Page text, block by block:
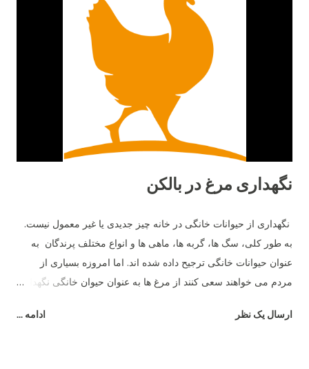
مرغ های جوان در حدود 6 ماهگی شروع به تخم گذاری می کنند یا به
هفتگی شروع به تخم گذاری کنند، در حالی که برخی دیگر ممکن است
28 تا 32 هفته (نزدیک به 8 ماهگی) طول بدهند! در طول سال‌ها، ما
بطور تجربی متوجه شدیم که حدود 20 تا 22 هفتگی رایج‌ترین سن
برای شروع تخم‌گذاری مرغ‌های ما بود. نژاد مرغ و تخم گذاری علاوه بر
نگهداری مرغ در بالکن
نگهداری از حیوانات خانگی در خانه چیز جدیدی یا غیر معمول نیست.
به طور کلی، سگ ها، گربه ها، ماهی ها و انواع مختلف پرندگان به
عنوان حیوانات خانگی ترجیح داده شده اند. اما امروزه بسیاری از
مردم می خواهند سعی کنند از مرغ ها به عنوان حیوان خانگی نگهداری
بسیار جالب است که ببینید مردم در پشت بام ها، بالکن ها یا حتی
ارسال یک نظر ادامه ...